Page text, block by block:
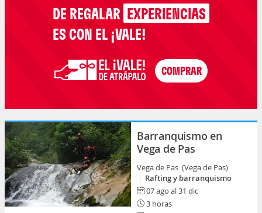
DE REGALAR EXPERIENCIAS
ES CON EL ¡VALE!
Barranquismo en
Vega de Pas
Vega de Pas (Vega de Pas)
Rafting y barranquismo
07 ago al 31 dic
3 horas